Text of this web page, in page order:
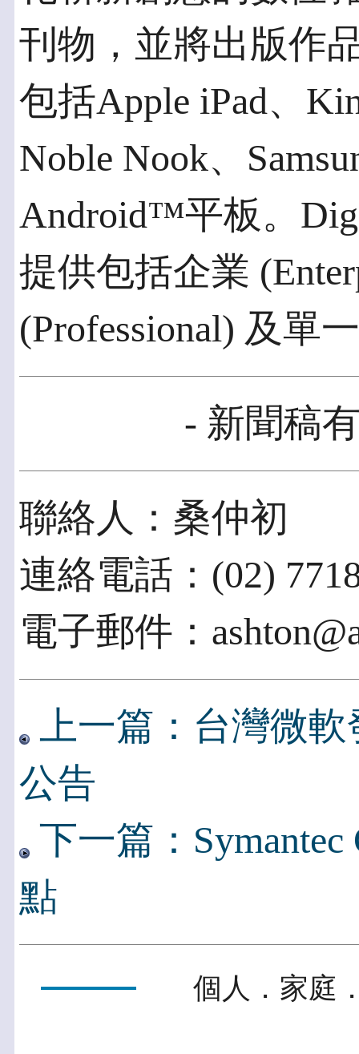
刊物，並將出版作
包括Apple iPad、
Noble Nook、
Android™平板。
提供包括企業
(Professional) 及單
- 新聞稿
聯絡人：桑仲初
連絡電話：(02)
電子郵件：
上一篇：台灣微
公告
下一篇：
點
個人．家庭